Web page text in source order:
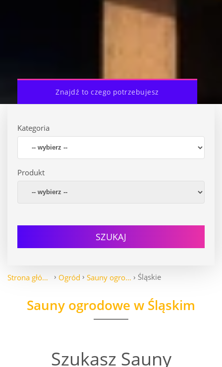
Znajdź to czego potrzebujesz
Kategoria
Produkt
SZUKAJ
Strona główna Ogród Sauny ogrodowe Śląskie
Sauny ogrodowe w Śląskim
Szukasz Sauny